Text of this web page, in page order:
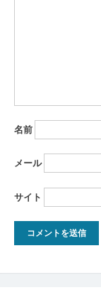
名前
メール
サイト